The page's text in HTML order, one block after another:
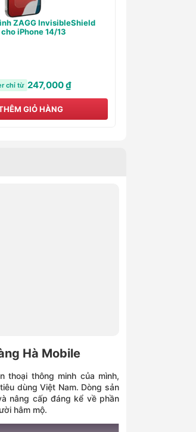
Soft TPU trong suốt
14
chỉ từ 98,000 ₫
GIỎ HÀNG
Hà Mobile
thoại thông minh của mình,
dùng Việt Nam. Dòng sản
nâng cấp đáng kể về phần
hâm mộ.